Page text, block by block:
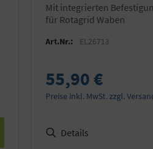
mit integrierten Befestigungspunkten
für Rotagrid Waben
Art.Nr.: EL26713
55,90 €
Preise inkl. MwSt. zzgl.
Details